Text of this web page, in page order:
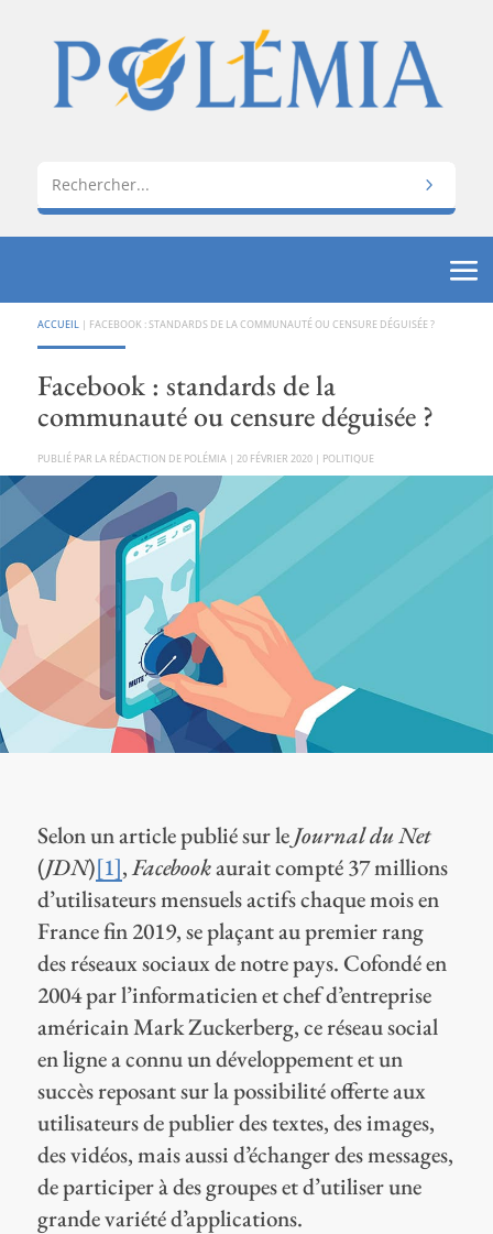
ACCUEIL | FACEBOOK : STANDARDS DE LA COMMUNAUTÉ OU CENSURE DÉGUISÉE ?
Facebook : standards de la
communauté ou censure déguisée ?
PAR LA RÉDACTION DE POLÉMIA | 20 FÉVRIER 2020| POLITIQUE
Selon un article publié sur leJournal du Net
(JDN)[1],Facebookaurait compté 37 millions
d’utilisateurs mensuels actifs chaque mois en
France fin 2019, se plaçant au premier rang
des réseaux sociaux de notre pays. Cofondé en
2004 par l’informaticien et chef d’entreprise
américain Mark Zuckerberg, ce réseau social
en ligne a connu un développement et un
succès reposant sur la possibilité offerte aux
utilisateurs de publier des textes, des images,
des vidéos, mais aussi d’échanger des messages,
de participer à des groupes et d’utiliser une
grande variété d’applications.